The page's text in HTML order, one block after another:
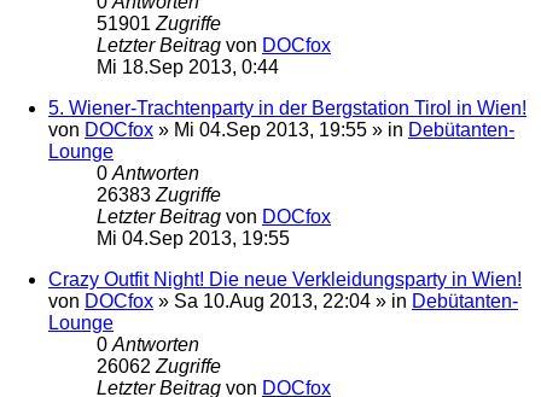
51901 Zugriffe
Letzter Beitrag von DOCfox
Mi 18.Sep 2013, 0:44
5. Wiener-Trachtenparty in der Bergstation Tirol in Wien!
von DOCfox » Mi 04.Sep 2013, 19:55 » in Debütanten-
Lounge
0 Antworten
26383 Zugriffe
Letzter Beitrag von DOCfox
Mi 04.Sep 2013, 19:55
Crazy Outfit Night! Die neue Verkleidungsparty in Wien!
von DOCfox » Sa 10.Aug 2013, 22:04 » in Debütanten-
Lounge
0 Antworten
26062 Zugriffe
Letzter Beitrag von DOCfox